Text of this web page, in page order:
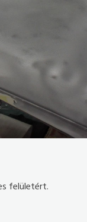
felületért.